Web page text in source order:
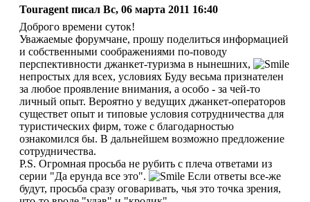
Touragent писал Вс, 06 марта 2011 16:40
Доброго времени суток!
Уважаемые форумчане, прошу поделиться информацией
и собственными соображениями по-поводу
перспективности джанкет-туризма в нынешних,
непростых для всех, условиях Буду весьма признателен
за любое проявление внимания, а особо - за чей-то
личный опыт. Вероятно у ведущих джанкет-операторов
существет опыт и типовые условия сотрудничества для
туристических фирм, тоже с благодарностью
ознакомился бы. В дальнейшем возможно предложение
сотрудничества.
P.S. Огромная просьба не рубить с плеча ответами из
серии "Да ерунда все это".
Если ответы все-же
будут, просьба сразу оговаривать, чья это точка зрения,